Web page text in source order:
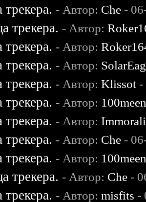
- Автор: Che -
трекера. - Автор:
- Автор:
- Автор:
- Автор:Klissot -
- Автор:
- Автор:
- Автор: Che -
- Автор:
трекера. - Автор: Che -
- Автор:misfits -